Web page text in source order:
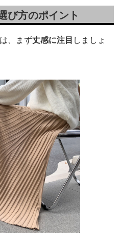
び方のポイント
、まず丈感に注目 しましょ